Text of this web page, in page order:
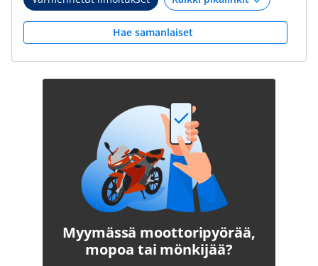
Hae samanlaiset
Myymässä moottoripyörää,
mopoa tai mönkijää?